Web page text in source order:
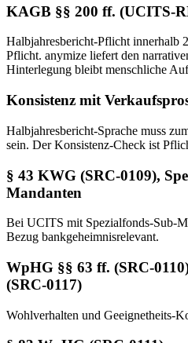
KAGB §§ 200 ff. (UCITS-
Halbjahresbericht-Pflicht innerhalb
Pflicht. anymize liefert den
Hinterlegung bleibt menschliche
Konsistenz mit
Halbjahresbericht-Sprache muss
sein. Der Konsistenz-Check ist
§ 43 KWG (SRC-0109),
Mandanten
Bei UCITS mit Spezialfonds-Sub-
Bezug bankgeheimnisrelevant.
WpHG §§ 63 ff. (SRC-
(SRC-0117)
Wohlverhalten und Geeignetheits-